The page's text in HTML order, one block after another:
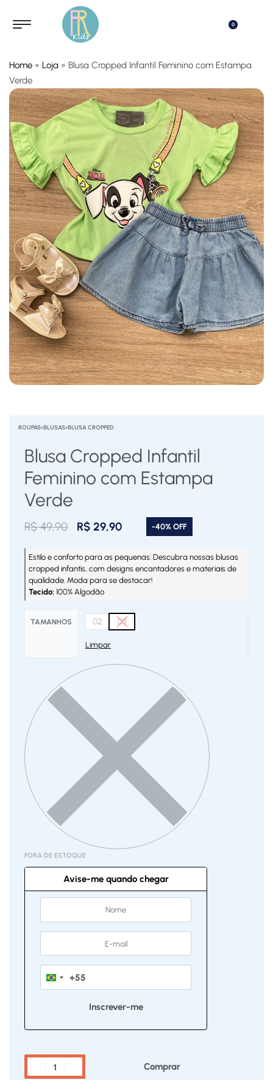
0
Home » Loja » Blusa Cropped Infantil Feminino com Estampa
Verde
ROUPAS›BLUSAS›BLUSA CROPPED
Blusa Cropped Infantil
Feminino com Estampa
Verde
R$49,90 R$ 29,90 -40% OFF
Estilo e conforto para as pequenas: Descubra nossas blusas
cropped infantis, com designs encantadores e materiais de
qualidade. Moda para se destacar!
Tecido: 100% Algodão
TAMANHOS 02 03
Limpar
FORA DE ESTOQUE
Avise-me quando chegar
Brazil+55
Comprar